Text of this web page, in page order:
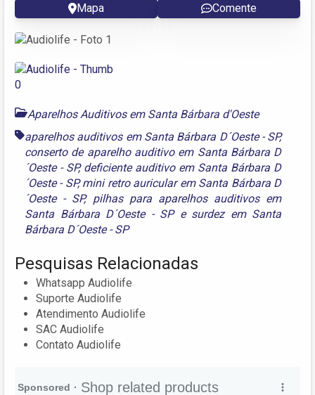
Mapa Comente
Aparelhos Auditivos em Santa Bárbara d'Oeste
aparelhos auditivos em Santa Bárbara D´Oeste - SP,
conserto de aparelho auditivo em Santa Bárbara D
´Oeste - SP, deficiente auditivo em Santa Bárbara D
´Oeste - SP,mini retro auricular em Santa Bárbara D
´Oeste - SP, pilhas para aparelhos auditivos em
Santa Bárbara D´Oeste - SPe surdez em Santa
Bárbara D´Oeste - SP
Pesquisas Relacionadas
Whatsapp Audiolife
Suporte Audiolife
Atendimento Audiolife
SAC Audiolife
Contato Audiolife